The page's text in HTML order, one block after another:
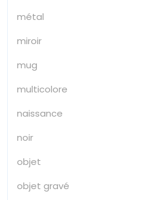
métal
miroir
mug
multicolore
naissance
noir
objet
objet gravé